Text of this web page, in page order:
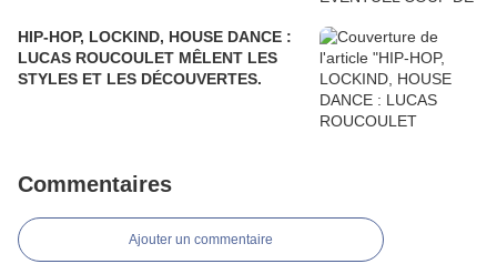
HIP-HOP, LOCKIND, HOUSE DANCE :
LUCAS ROUCOULET MÊLENT LES
STYLES ET LES DÉCOUVERTES.
Commentaires
Ajouter un commentaire